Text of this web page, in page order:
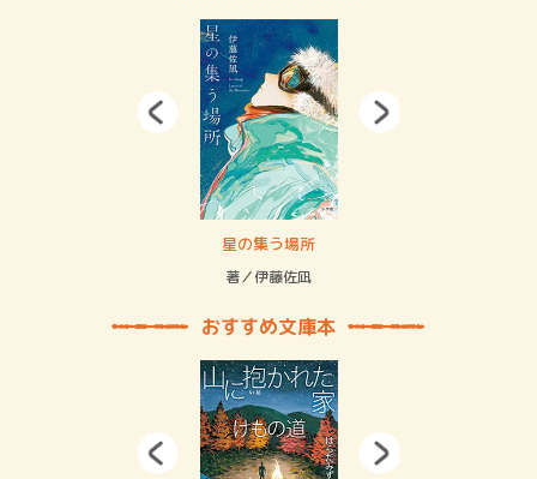
星の集う場所
著／伊藤佐凪
おすすめ文庫本